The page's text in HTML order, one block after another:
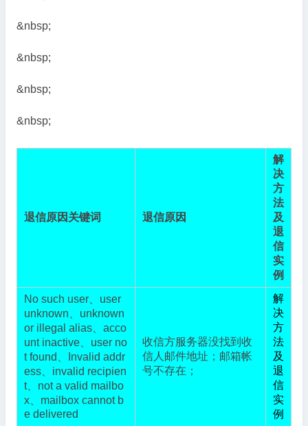
&nbsp;
&nbsp;
&nbsp;
&nbsp;
退信原因关键词 退信原因
解
决
方
法
及
退
信
实
例
No such user、user
unknown、unknown
or illegal alias、acco
unt inactive、user no
t found、Invalid addr
ess、invalid recipien
t、not a valid mailbo
x、mailbox cannot b
e delivered
收信方服务器没找到收
信人邮件地址；邮箱帐
号不存在；
解
决
方
法
及
退
信
实
例